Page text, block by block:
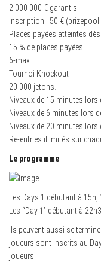
2 000 000 € garantis
Inscription : 50 €
Places payées atteintes dès
15 % de places payées
6-max
Tournoi Knockout
20 000 jetons.
Niveaux de 15 minutes
Niveaux de 6 minutes lors
Niveaux de 20 minutes lors
Re-entries illimités sur
Le programme
Les Days 1 débutant à
Les “Day 1” débutant à
Ils peuvent aussi se
joueurs sont inscrits au
joueurs.